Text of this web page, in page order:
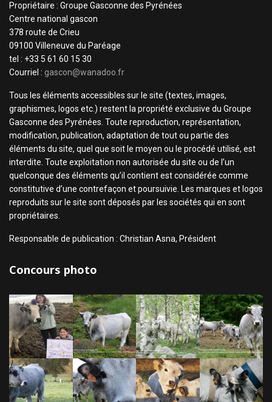
Propriétaire : Groupe Gasconne des Pyrénées
Centre national gascon
378 route de Crieu
09100 Villeneuve du Paréage
tel : +33 5 61 60 15 30
Courriel : gascon@wanadoo.fr
Tous les éléments accessibles sur le site (textes, images,
graphismes, logos etc.) restent la propriété exclusive du Groupe
Gasconne des Pyrénées. Toute reproduction, représentation,
modification, publication, adaptation de tout ou partie des
éléments du site, quel que soit le moyen ou le procédé utilisé, est
interdite. Toute exploitation non autorisée du site ou de l’un
quelconque des éléments qu’il contient est considérée comme
constitutive d’une contrefaçon et poursuivie. Les marques et logos
reproduits sur le site sont déposés par les sociétés qui en sont
propriétaires.
Responsable de publication : Christian Asna, Président
Concours photo